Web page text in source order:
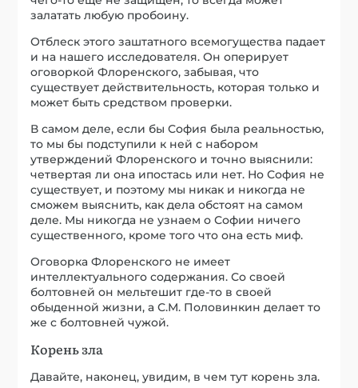
залатать любую пробоину.
Отблеск этого заштатного всемогущества падает
и на нашего исследователя. Он оперирует
оговоркой Флоренского, забывая, что
существует действительность, которая только и
может быть средством проверки.
В самом деле, если бы София была реальностью,
то мы бы подступили к ней с набором
утверждений Флоренского и точно выяснили:
четвертая ли она ипостась или нет. Но София не
существует, и поэтому мы никак и никогда не
сможем выяснить, как дела обстоят на самом
деле. Мы никогда не узнаем о Софии ничего
существенного, кроме того что она есть миф.
Оговорка Флоренского не имеет
интеллектуального содержания. Со своей
болтовней он мельтешит где-то в своей
обыденной жизни, а С.М. Половинкин делает то
же с болтовней чужой.
Корень зла
Давайте, наконец, увидим, в чем тут корень зла.